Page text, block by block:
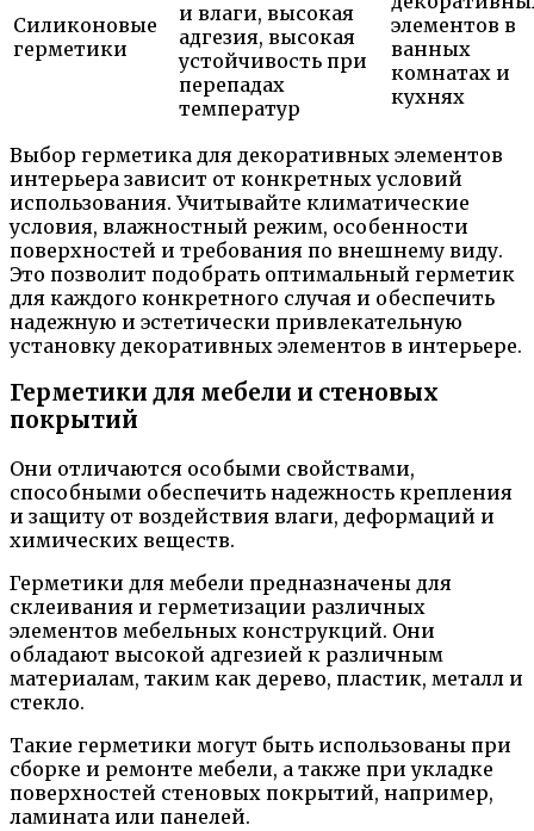
Силиконовые
герметики
и влаги, высокая
адгезия, высокая
устойчивость при
перепадах
температур
элементов в
ванных
комнатах и
кухнях
Выбор герметика для декоративных элементов
интерьера зависит от конкретных условий
использования. Учитывайте климатические
условия, влажностный режим, особенности
поверхностей и требования по внешнему виду.
Это позволит подобрать оптимальный герметик
для каждого конкретного случая и обеспечить
надежную и эстетически привлекательную
установку декоративных элементов в интерьере.
Герметики для мебели и стеновых
покрытий
Они отличаются особыми свойствами,
способными обеспечить надежность крепления
и защиту от воздействия влаги, деформаций и
химических веществ.
Герметики для мебели предназначены для
склеивания и герметизации различных
элементов мебельных конструкций. Они
обладают высокой адгезией к различным
материалам, таким как дерево, пластик, металл и
стекло.
Такие герметики могут быть использованы при
сборке и ремонте мебели, а также при укладке
поверхностей стеновых покрытий, например,
ламината или панелей.